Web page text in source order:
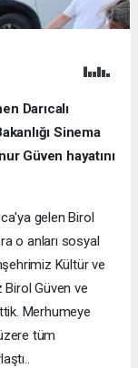
Darıcalı
Sinema
Güven hayatını
gelen Birol
o anları sosyal
Kültür ve
Birol Güven ve
Merhumeye
tüm